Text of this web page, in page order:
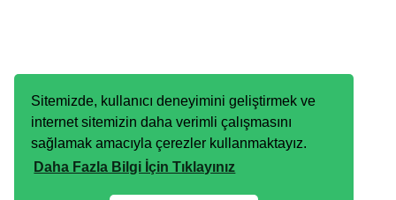
Sitemizde, kullanıcı deneyimini geliştirmek ve
internet sitemizin daha verimli çalışmasını
sağlamak amacıyla çerezler kullanmaktayız.
Daha Fazla Bilgi İçin Tıklayınız